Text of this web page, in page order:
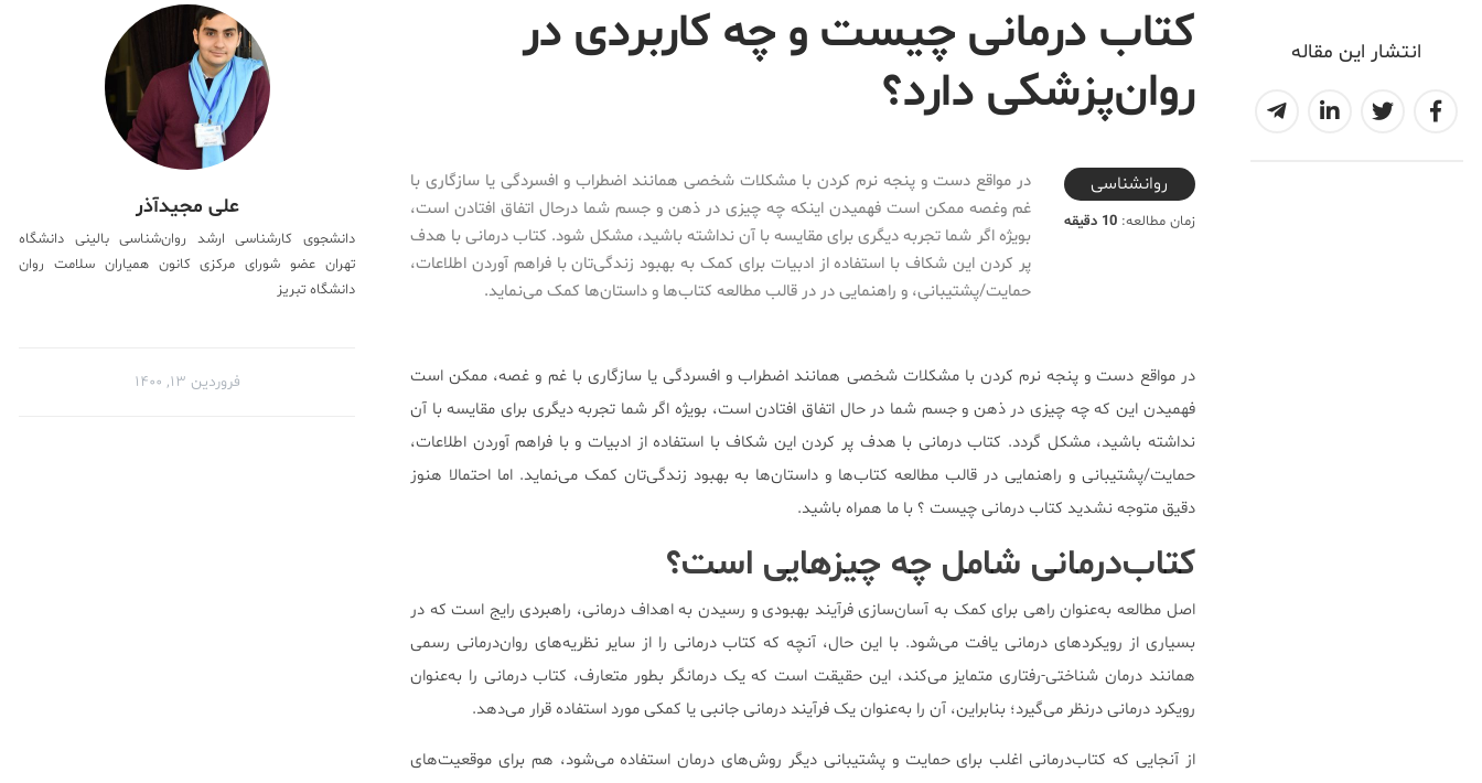
انتشار این مقاله
کتاب درمانی چیست و چه کاربردی در
روان‌پزشکی دارد؟
2021-04-02T18:45:59+04:30
روانشناسی
زمان مطالعه:10 دقیقه
در مواقع دست و پنجه نرم کردن با مشکلات شخصی همانند اضطراب و افسردگی یا سازگاری با
غم وغصه ممکن است فهمیدن اینکه چه چیزی در ذهن و جسم شما درحال اتفاق افتادن است،
بویژه اگر شما تجربه دیگری برای مقایسه با آن نداشته باشید، مشکل شود. کتاب درمانی با هدف
پر کردن این شکاف با استفاده از ادبیات برای کمک به بهبود زندگی‌تان با فراهم آوردن اطلاعات،
حمایت/پشتیبانی، و راهنمایی در در قالب مطالعه کتاب‌ها و داستان‌ها کمک می‌نماید.
در مواقع دست و پنجه نرم کردن با مشکلات شخصی همانند اضطراب و افسردگی یا سازگاری با غم و غصه، ممکن است
فهمیدن این که چه چیزی در ذهن و جسم شما در حال اتفاق افتادن است، بویژه اگر شما تجربه دیگری برای مقایسه با آن
نداشته باشید، مشکل گردد. کتاب‌ درمانی با هدف پر کردن این شکاف با استفاده از ادبیات و با فراهم آوردن اطلاعات،
حمایت/پشتیبانی و راهنمایی در قالب مطالعه کتاب‌ها و داستان‌ها به بهبود زندگی‌تان کمک می‌نماید. اما احتمالا هنوز
دقیق متوجه نشدید کتاب درمانی چیست ؟ با ما همراه باشید.
کتاب‌درمانی شامل چه چیز‌هایی است؟
اصل مطالعه به‌عنوان راهی برای کمک به آسان‌سازی فرآیند بهبودی و رسیدن به اهداف درمانی، راهبردی رایج است که در
بسیاری از رویکردهای درمانی یافت می‌شود. با این حال، آنچه که کتاب درمانی را از سایر نظریه‌های روان‌درمانی رسمی
همانند درمان شناختی-رفتاری متمایز می‌کند، این حقیقت است که یک درمانگر بطور متعارف، کتاب درمانی را به‌عنوان
رویکرد درمانی درنظر می‌گیرد؛ بنابراین، آن را به‌عنوان یک فرآیند درمانی جانبی یا کمکی مورد استفاده قرار می‌دهد.
از آنجایی که کتاب‌درمانی اغلب برای حمایت و پشتیبانی دیگر روش‌های درمان استفاده می‌شود، هم برای موقعیت‌های
علی مجیدآذر
دانشجوی کارشناسی ارشد روان‌شناسی بالینی دانشگاه
تهران عضو شورای مرکزی کانون همیاران سلامت روان
دانشگاه تبریز
فروردین ۱۳, ۱۴۰۰